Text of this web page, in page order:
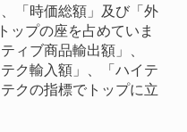
「時価総額」及び「外
ップの座を占めていま
ィブ商品輸出額」、
ク輸入額」、「ハイテ
クの指標でトップに立